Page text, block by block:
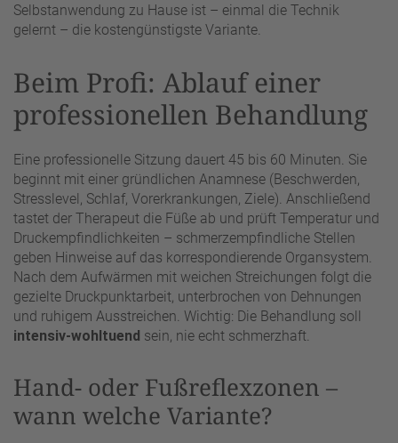
Selbstanwendung zu Hause ist – einmal die Technik
gelernt – die kostengünstigste Variante.
Beim Profi: Ablauf einer
professionellen Behandlung
Eine professionelle Sitzung dauert 45 bis 60 Minuten. Sie
beginnt mit einer gründlichen Anamnese (Beschwerden,
Stresslevel, Schlaf, Vorerkrankungen, Ziele). Anschließend
tastet der Therapeut die Füße ab und prüft Temperatur und
Druckempfindlichkeiten – schmerzempfindliche Stellen
geben Hinweise auf das korrespondierende Organsystem.
Nach dem Aufwärmen mit weichen Streichungen folgt die
gezielte Druckpunktarbeit, unterbrochen von Dehnungen
und ruhigem Ausstreichen. Wichtig: Die Behandlung soll
intensiv-wohltuend sein, nie echt schmerzhaft.
Hand- oder Fußreflexzonen –
wann welche Variante?